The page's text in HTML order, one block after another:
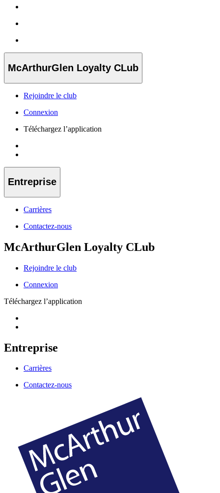
McArthurGlen Loyalty CLub
Rejoindre le club
Connexion
Téléchargez l’application
Entreprise
Carrières
Contactez-nous
McArthurGlen Loyalty CLub
Rejoindre le club
Connexion
Téléchargez l’application
Entreprise
Carrières
Contactez-nous